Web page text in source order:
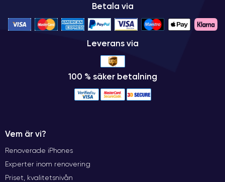
Betala via
Leverans via
100 % säker betalning
Vem är vi?
Renoverade iPhones
Experter inom renovering
Priset, kvalitetsnivån